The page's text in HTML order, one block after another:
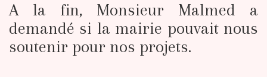
A la fin, Monsieur Malmed a
demandé si la mairie pouvait nous
soutenir pour nos projets.